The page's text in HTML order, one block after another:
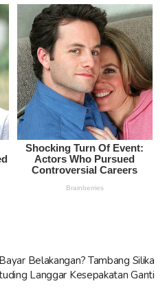
Belakangan? Tambang Silika
Langgar Kesepakatan Ganti